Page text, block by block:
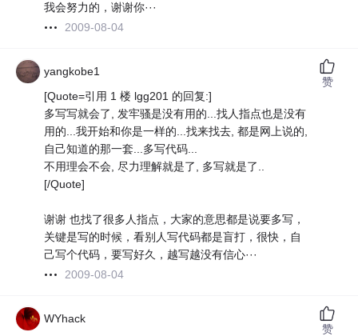
我会努力的，谢谢你···
2009-08-04
yangkobe1
[Quote=引用 1 楼 lgg201 的回复:]
多写写就会了, 发牢骚是没有用的...找人指点也是没有
用的...我开始和你是一样的...找来找去, 都是网上说的,
自己知道的那一套...多写代码...
不用理会不会, 尽力理解就是了, 多写就是了..
[/Quote]
谢谢 也找了很多人指点，大家的意思都是说要多写，
关键是写的时候，看别人写代码都是盲打，很快，自
己写个代码，要写好久，越写越没有信心···
2009-08-04
赞
WYhack
赞